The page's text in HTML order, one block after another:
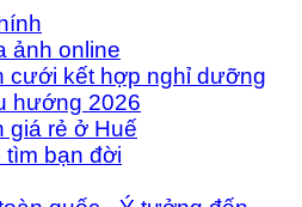
ảnh online
cưới kết hợp nghỉ dưỡng
hướng 2026
giá rẻ ở Huế
tìm bạn đời